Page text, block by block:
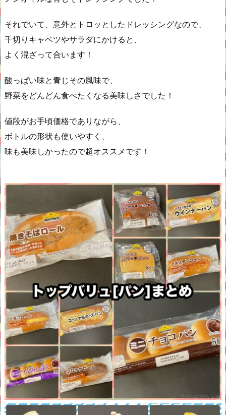
それでいて、意外とトロッとしたドレッシングなので、
千切りキャベツやサラダにかけると、
よく混ざって合います！
酸っぱい味と青じその風味で、
野菜をどんどん食べたくなる美味しさでした！
値段がお手頃価格でありながら、
ボトルの形状も使いやすく、
味も美味しかったので超オススメです！